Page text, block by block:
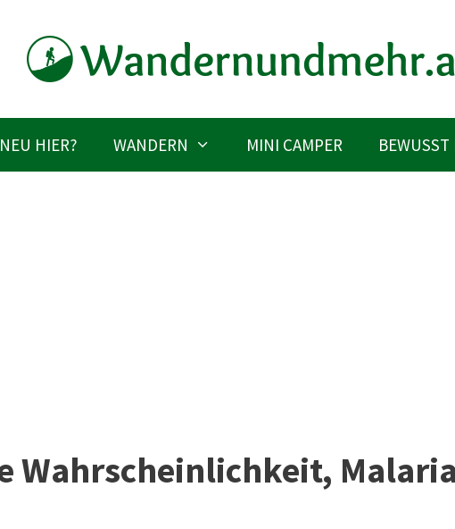
NEU HIER? WANDERN MINI CAMPER BEWUSST
Wahrscheinlichkeit, Malaria